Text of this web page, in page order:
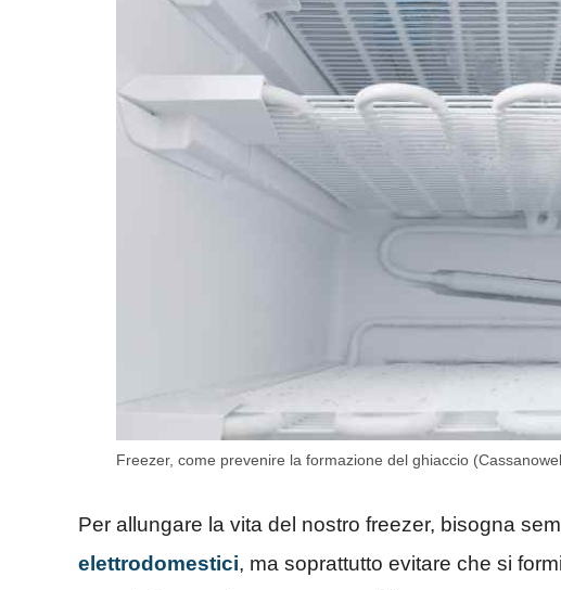
Freezer, come prevenire la formazione del ghiaccio
Per allungare la vita del nostro freezer, bisogna
elettrodomestici, ma soprattutto evitare che si